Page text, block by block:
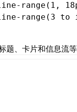
range(1
, 18
range
(3 to
题、卡片和信息流